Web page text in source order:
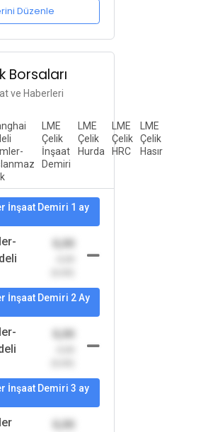
Düzenle
Borsaları
ve Haberleri
LME
Çelik
İnşaat
Demiri
LME
Çelik
Hurda
LME
Çelik
HRC
LME
Çelik
Hasır
İnşaat Demiri 1 ay
0,00
İnşaat Demiri 2 Ay
0,00
İnşaat Demiri 3 ay
0,00